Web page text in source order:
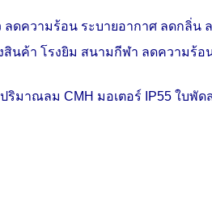
ลดความร้อน ระบายอากาศ ลดกลิ่น
สินค้า โรงยิม สนามกีฬา ลดความร้อ
ริมาณลม CMH มอเตอร์ IP55 ใบพัด